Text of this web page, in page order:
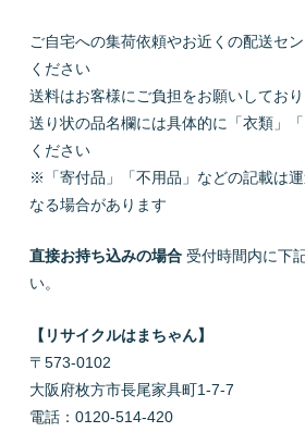
ご自宅への集荷依頼やお近くの配送セ
ください
送料はお客様にご負担をお願いしてお
送り状の品名欄には具体的に「衣類」
ください
※「寄付品」「不用品」などの記載は
なる場合があります
直接お持ち込みの場合受付時間内に下
い。
【リサイクルはまちゃん】
〒573-0102
大阪府枚方市長尾家具町1-7-7
電話：0120-514-420